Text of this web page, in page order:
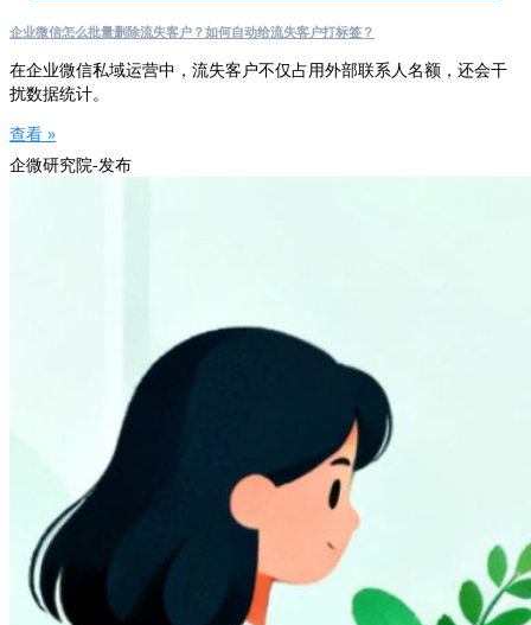
企业微信怎么批量删除流失客户？如何自动给流失客户打标签？
在企业微信私域运营中，流失客户不仅占用外部联系人名额，还会干
扰数据统计。
查看 »
企微研究院-发布